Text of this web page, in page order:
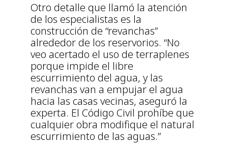
Otro detalle que llamó la atención
de los especialistas es la
construcción de “revanchas”
alrededor de los reservorios. “No
veo acertado el uso de terraplenes
porque impide el libre
escurrimiento del agua, y las
revanchas van a empujar el agua
hacia las casas vecinas, aseguró la
experta. El Código Civil prohíbe que
cualquier obra modifique el natural
escurrimiento de las aguas.”